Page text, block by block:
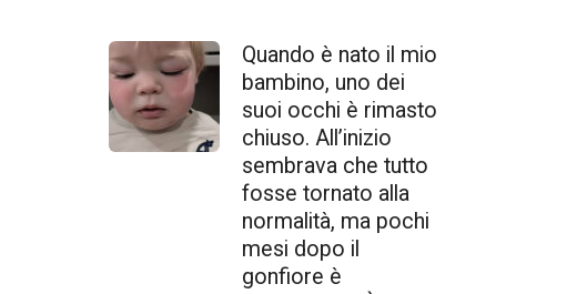
Quando è nato il mio
bambino, uno dei
suoi occhi è rimasto
chiuso. All’inizio
sembrava che tutto
fosse tornato alla
normalità, ma pochi
mesi dopo il
gonfiore è